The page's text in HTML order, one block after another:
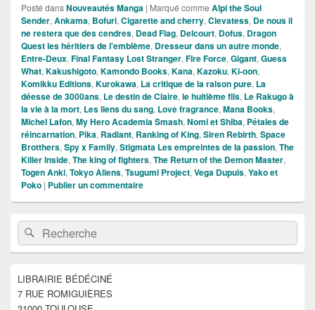
Posté dansNouveautés Manga | Marqué comme Alpi the Soul
Sender, Ankama, Bofuri, Cigarette and cherry, Clevatess, De nous il
ne restera que des cendres, Dead Flag, Delcourt, Dofus, Dragon
Quest les héritiers de l'emblème, Dresseur dans un autre monde,
Entre-Deux, Final Fantasy Lost Stranger, Fire Force, Gigant, Guess
What, Kakushigoto, Kamondo Books, Kana, Kazoku, Ki-oon,
Komikku Editions, Kurokawa, La critique de la raison pure, La
déesse de 3000ans, Le destin de Claire, le huitième fils, Le Rakugo à
la vie à la mort, Les liens du sang, Love fragrance, Mana Books,
Michel Lafon, My Hero Academia Smash, Nomi et Shiba, Pétales de
réincarnation, Pika, Radiant, Ranking of King, Siren Rebirth, Space
Brotthers, Spy x Family, Stigmata Les empreintes de la passion, The
Killer Inside, The king of fighters, The Return of the Demon Master,
Togen Anki, Tokyo Aliens, Tsugumi Project, Vega Dupuis, Yako et
Poko | Publier un commentaire
Zone
principale
de
widget
barre
Recherche :Rechercher
LIBRAIRIE BÉDÉCINÉ
7 RUE ROMIGUIÈRES